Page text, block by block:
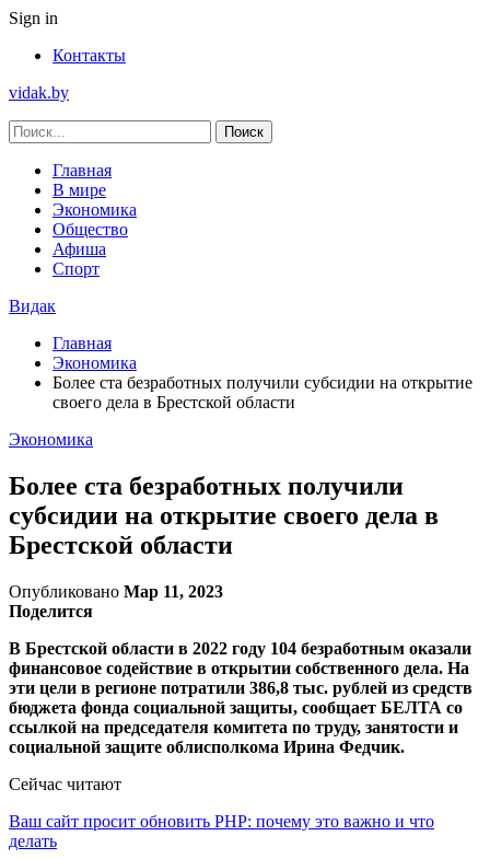
Sign in
Контакты
vidak.by
Главная
В мире
Экономика
Общество
Афиша
Спорт
Видак
Главная
Экономика
Более ста безработных получили субсидии на открытие
своего дела в Брестской области
Экономика
Более ста безработных получили
субсидии на открытие своего дела в
Брестской области
Опубликовано Мар 11, 2023
Поделится
В Брестской области в 2022 году 104 безработным оказали
финансовое содействие в открытии собственного дела. На
эти цели в регионе потратили 386,8 тыс. рублей из средств
бюджета фонда социальной защиты, сообщает БЕЛТА со
ссылкой на председателя комитета по труду, занятости и
социальной защите облисполкома Ирина Федчик.
Сейчас читают
Ваш сайт просит обновить PHP: почему это важно и что
делать